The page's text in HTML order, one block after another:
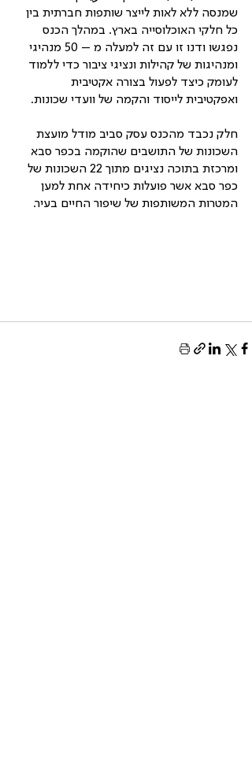
שמנסה ללא לאות לייצר שותפות חברתית בין
כל חלקי האוכלוסייה בארץ. במהלך הכנס
נפגשו ודנו זו עם זה למעלה מ – 50 מנהיגי
ומנהיגות של קהילות ונציגי ציבור כדי ללמוד
לעומק כיצד לפעול בצורה אקטיבית
ואפקטיבית לייסוד והקמה של וועדי שכונות.
חלק נכבד מהכנס עסק סביב מודל מועצת
השכונות של התושבים שהוקמה בכפר סבא
ומרכזת בתוכה נציגים מתוך 22 השכונות של
כפר סבא אשר פועלות כיחידה אחת למען
המטרות המשותפות של שיפור החיים בעיר.